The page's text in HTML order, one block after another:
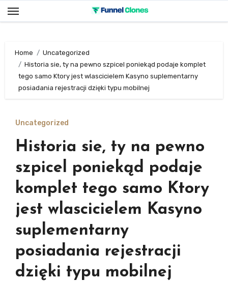
Skip
to
Home
Uncategorized
Historia sie, ty na pewno szpicel poniekąd podaje komplet
tego samo Ktory jest wlascicielem Kasyno suplementarny
posiadania rejestracji dzięki typu mobilnej
Uncategorized
Historia sie, ty na pewno
szpicel poniekąd podaje
komplet tego samo Ktory
jest wlascicielem Kasyno
suplementarny
posiadania rejestracji
dzięki typu mobilnej